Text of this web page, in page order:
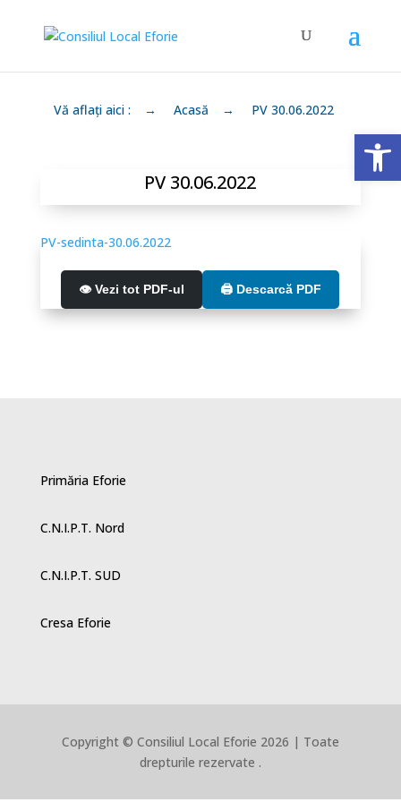
Vă aflați aici : → Acasă → PV 30.06.2022
PV 30.06.2022
PV-sedinta-30.06.2022
👁️ Vezi tot PDF-ul 🖨️ Descarcă PDF
Primăria Eforie
C.N.I.P.T. Nord
C.N.I.P.T. SUD
Cresa Eforie
Copyright © Consiliul Local Eforie 2026 | Toate
drepturile rezervate .